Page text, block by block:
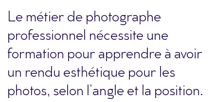
Le métier de photographe
professionnel nécessite une
formation pour apprendre à avoir
un rendu esthétique pour les
photos, selon l’angle et la position.